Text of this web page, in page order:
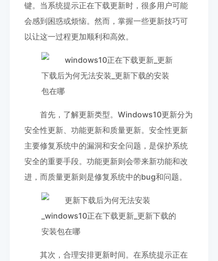
键。当系统提示正在下载更新时，很多用户可能
会感到困惑或烦恼。然而，掌握一些更新技巧可
以让这一过程更加顺利和高效。
首先，了解更新类型。Windows10更新分为
安全性更新、功能更新和质量更新。安全性更新
主要修复系统中的漏洞和安全问题，是保护系统
安全的重要手段。功能更新则会带来新功能和改
进，而质量更新则是修复系统中的bug和问题。
其次，合理安排更新时间。在系统提示正在